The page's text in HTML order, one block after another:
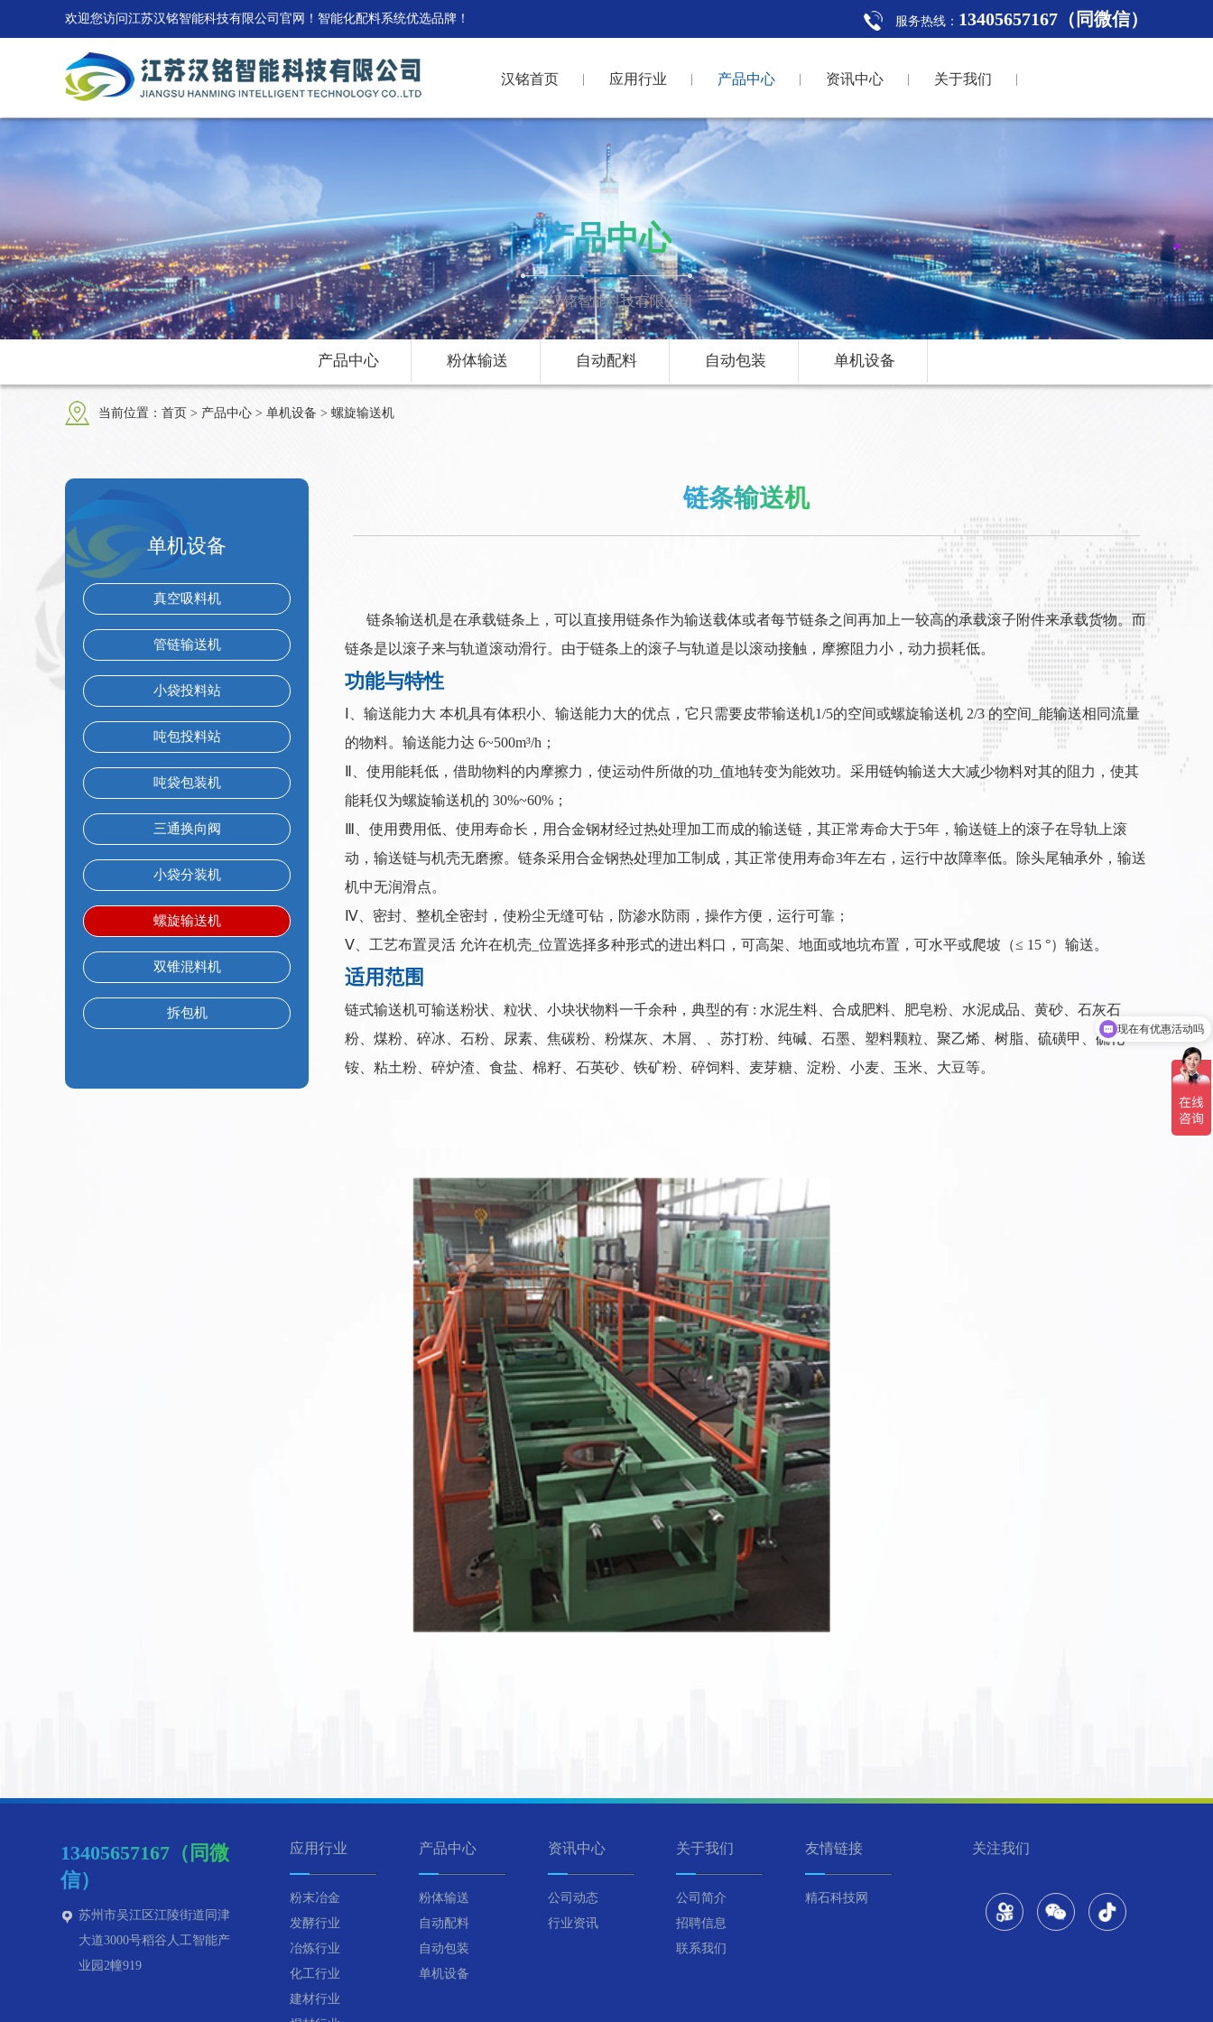
服务热线： 13405657167（同微信）
欢迎您访问江苏汉铭智能科技有限公司官网！智能化配料系统优选品牌！
汉铭首页 应用行业 产品中心 资讯中心 关于我们
产品中心
江苏汉铭智能科技有限公司
产品中心 粉体输送 自动配料 自动包装 单机设备
当前位置： 首页 > 产品中心 > 单机设备 > 螺旋输送机
单机设备
真空吸料机
管链输送机
小袋投料站
吨包投料站
吨袋包装机
三通换向阀
小袋分装机
螺旋输送机
双锥混料机
拆包机
链条输送机
链条输送机是在承载链条上，可以直接用链条作为输送载体或者每节链条之间再加上一较高的承载滚子附件来承载货物。而
链条是以滚子来与轨道滚动滑行。由于链条上的滚子与轨道是以滚动接触，摩擦阻力小，动力损耗低。
功能与特性
Ⅰ、输送能力大 本机具有体积小、输送能力大的优点，它只需要皮带输送机1/5的空间或螺旋输送机 2/3 的空间_能输送相同流量
的物料。输送能力达 6~500m³/h；
Ⅱ、使用能耗低，借助物料的内摩擦力，使运动件所做的功_值地转变为能效功。采用链钩输送大大减少物料对其的阻力，使其
能耗仅为螺旋输送机的 30%~60%；
Ⅲ、使用费用低、使用寿命长，用合金钢材经过热处理加工而成的输送链，其正常寿命大于5年，输送链上的滚子在导轨上滚
动，输送链与机壳无磨擦。链条采用合金钢热处理加工制成，其正常使用寿命3年左右，运行中故障率低。除头尾轴承外，输送
机中无润滑点。
Ⅳ、密封、整机全密封，使粉尘无缝可钻，防渗水防雨，操作方便，运行可靠；
Ⅴ、工艺布置灵活 允许在机壳_位置选择多种形式的进出料口，可高架、地面或地坑布置，可水平或爬坡（≤ 15 °）输送。
适用范围
链式输送机可输送粉状、粒状、小块状物料一千余种，典型的有 : 水泥生料、合成肥料、肥皂粉、水泥成品、黄砂、石灰石
粉、煤粉、碎冰、石粉、尿素、焦碳粉、粉煤灰、木屑、、苏打粉、纯碱、石墨、塑料颗粒、聚乙烯、树脂、硫磺甲、硫化
铵、粘土粉、碎炉渣、食盐、棉籽、石英砂、铁矿粉、碎饲料、麦芽糖、淀粉、小麦、玉米、大豆等。
13405657167（同微
信）
苏州市吴江区江陵街道同津
大道3000号稻谷人工智能产
业园2幢919
应用行业
粉末冶金
发酵行业
冶炼行业
化工行业
建材行业
产品中心
粉体输送
自动配料
自动包装
单机设备
资讯中心
公司动态
行业资讯
关于我们
公司简介
招聘信息
联系我们
友情链接
精石科技网
关注我们
现在有优惠活动吗